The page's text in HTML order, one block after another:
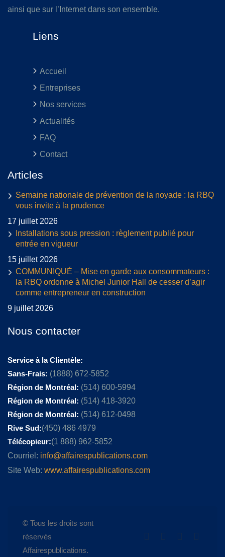
ainsi que sur l’Internet dans son ensemble.
Liens
Accueil
Entreprises
Nos services
Actualités
FAQ
Contact
Articles
Semaine nationale de prévention de la noyade : la RBQ
vous invite à la prudence
17 juillet 2026
Installations sous pression : règlement publié pour
entrée en vigueur
15 juillet 2026
COMMUNIQUÉ – Mise en garde aux consommateurs :
la RBQ ordonne à Michel Junior Hall de cesser d’agir
comme entrepreneur en construction
9 juillet 2026
Nous contacter
Service à la Clientèle:
Sans-Frais: (1888) 672-5852
Région de Montréal: (514) 600-5994
Région de Montréal: (514) 418-3920
Région de Montréal: (514) 612-0498
Rive Sud:(450) 486 4979
Télécopieur:(1 888) 962-5852
Courriel: info@affairespublications.com
Site Web: www.affairespublications.com
© Tous les droits sont
réservés
Affairespublications.